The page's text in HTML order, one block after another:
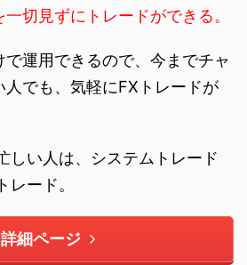
切見ずにトレードができる。
運用できるので、今までチャ
人でも、気軽にFXトレードが
しい人は、システムトレード
ード。
詳細ページ